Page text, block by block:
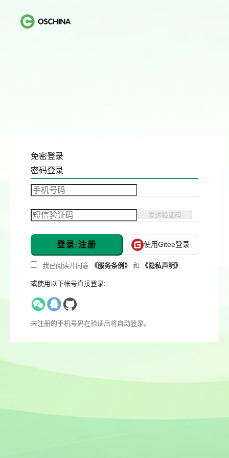
免密登录
密码登录
发送验证码
登录/注册 使用Gitee登录
我已阅读并同意 《服务条例》 和 《隐私声明》
或使用以下帐号直接登录:
未注册的手机号码在验证后将自动登录。